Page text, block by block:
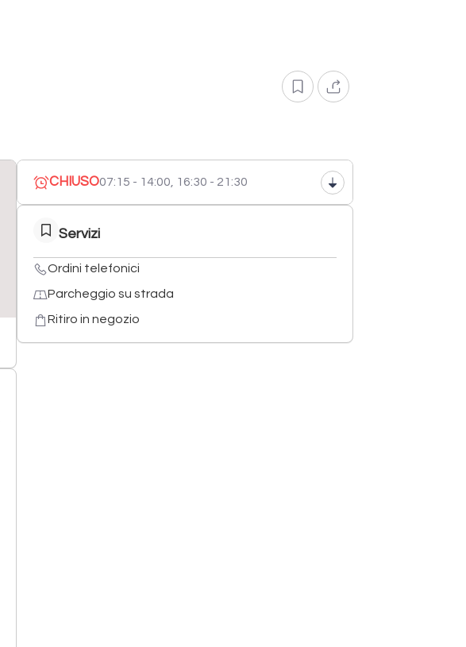
CHIUSO07:15 - 14:00, 16:30 - 21:30
Servizi
Ordini telefonici
Parcheggio su strada
Ritiro in negozio